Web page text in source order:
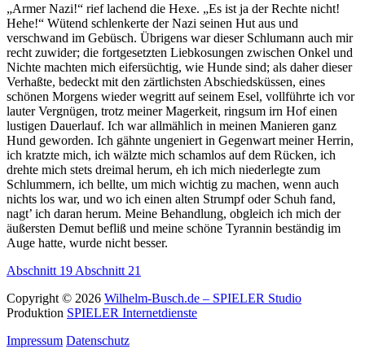
„Armer Nazi!“ rief lachend die Hexe. „Es ist ja der Rechte nicht!
Hehe!“ Wütend schlenkerte der Nazi seinen Hut aus und
verschwand im Gebüsch. Übrigens war dieser Schlumann auch mir
recht zuwider; die fortgesetzten Liebkosungen zwischen Onkel und
Nichte machten mich eifersüchtig, wie Hunde sind; als daher dieser
Verhaßte, bedeckt mit den zärtlichsten Abschiedsküssen, eines
schönen Morgens wieder wegritt auf seinem Esel, vollführte ich vor
lauter Vergnügen, trotz meiner Magerkeit, ringsum irn Hof einen
lustigen Dauerlauf. Ich war allmählich in meinen Manieren ganz
Hund geworden. Ich gähnte ungeniert in Gegenwart meiner Herrin,
ich kratzte mich, ich wälzte mich schamlos auf dem Rücken, ich
drehte mich stets dreimal herum, eh ich mich niederlegte zum
Schlummern, ich bellte, um mich wichtig zu machen, wenn auch
nichts los war, und wo ich einen alten Strumpf oder Schuh fand,
nagt’ ich daran herum. Meine Behandlung, obgleich ich mich der
äußersten Demut befliß und meine schöne Tyrannin beständig im
Auge hatte, wurde nicht besser.
Abschnitt 19 Abschnitt 21
Copyright © 2026 Wilhelm-Busch.de – SPIELER Studio
Produktion SPIELER Internetdienste
Impressum Datenschutz